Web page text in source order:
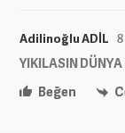
Adilinoğlu ADİL
YIKILASIN
Beğen